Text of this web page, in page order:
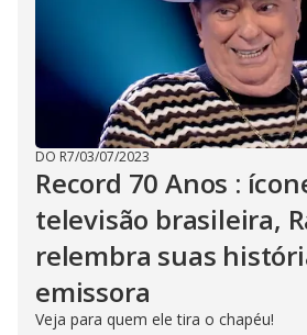
DO R7/03/07/2023
Record 70 Anos :
televisão brasileira,
relembra suas
emissora
Veja para quem ele tira o chapéu!